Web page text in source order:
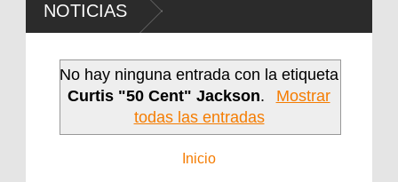
NOTICIAS
No hay ninguna entrada con la etiqueta
Curtis "50 Cent" Jackson.
Mostrar
todas las entradas
Inicio